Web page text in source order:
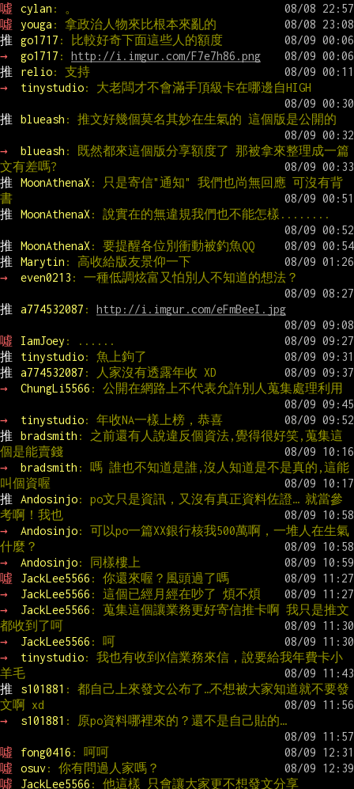
噓
cylan : 。
噓
youga : 拿政治人物來比根本來亂的
推
go1717 : 比較好奇下面這些人的額度
→
go1717 : http://i.imgur.com/F7e7h86.png
推
relio: 支持
→
tinystudio: 大老闆才不會滿手頂級卡在哪邊自HIGH
推 blueash : 推文好幾個莫名其妙在生氣的 這個版是公開的
→ blueash : 既然都來這個版分享額度了 那被拿來整理成一篇
文有差嗎?
推
MoonAthenaX : 只是寄信"通知" 我們也尚無回應 可沒有背
書
推
MoonAthenaX : 說實在的無違規我們也不能怎樣........
推 MoonAthenaX : 要提醒各位別衝動被釣魚QQ
推
Marytin : 高收給版友景仰一下
→
even0213 : 一種低調炫富又怕別人不知道的想法？
推 a774532087 : http://i.imgur.com/eFmBeeI.jpg
噓 IamJoey : ......
推
tinystudio: 魚上鉤了
推
a774532087 : 人家沒有透露年收 XD
→
ChungLi5566 : 公開在網路上不代表允許別人蒐集處理利用
→ tinystudio: 年收NA一樣上榜，恭喜
推
bradsmith : 之前還有人說違反個資法,覺得很好笑,蒐集這
個是能賣錢
→
bradsmith : 嗎 誰也不知道是誰,沒人知道是不是真的,這能
叫個資喔
推
Andosinjo: po文只是資訊，又沒有真正資料佐證… 就當參
考啊！我也
→
Andosinjo: 可以po一篇XX銀行核我500萬啊，一堆人在生氣
什麼？
→
Andosinjo: 同樣樓上
噓
JackLee5566 : 你還來喔？風頭過了嗎
→
JackLee5566 : 這個已經月經在吵了 煩不煩
→
JackLee5566 : 蒐集這個讓業務更好寄信推卡啊 我只是推文
都收到了呵
→
JackLee5566 : 呵
→
tinystudio: 我也有收到X信業務來信，說要給我年費卡小
羊毛
推
s101881 : 都自己上來發文公布了…不想被大家知道就不要發
文啊 xd
→
s101881 : 原po資料哪裡來的？還不是自己貼的…
噓 fong0416 : 呵呵
噓
osuv: 你有問過人家嗎？
噓
JackLee5566 : 他這樣 只會讓大家更不想發文分享